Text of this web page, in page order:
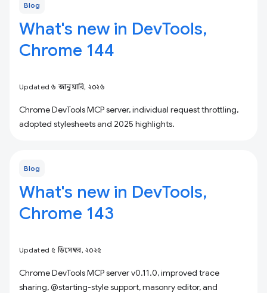
Blog
What's new in DevTools,
Chrome 144
Updated ৬ জানুয়ারি, ২০২৬
Chrome DevTools MCP server, individual request throttling,
adopted stylesheets and 2025 highlights.
Blog
What's new in DevTools,
Chrome 143
Updated ৫ ডিসেম্বর, ২০২৫
Chrome DevTools MCP server v0.11.0, improved trace
sharing, @starting-style support, masonry editor, and